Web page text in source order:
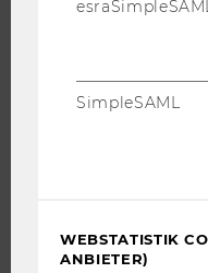
BEWERBUNG UND
INTERNATIONALE UND
esraSimpleSAML
SimpleSAML
WEBSTATISTIK
ANBIETER)